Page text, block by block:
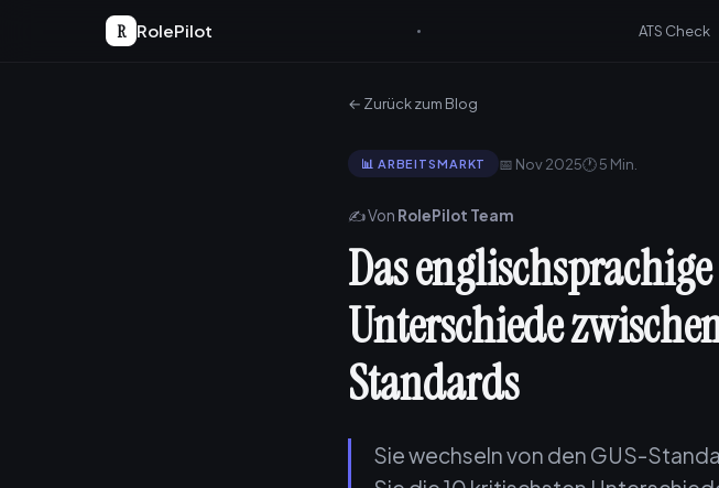
R RolePilot ATS Check
← Zurück zum Blog
📊 ARBEITSMARKT 📅 Nov 2025🕐 5 Min.
✍️ Von RolePilot Team
Das
Unterschiede
Standards
Sie wechseln von den GUS-